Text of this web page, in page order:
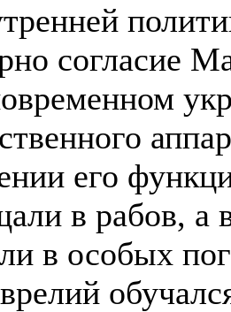
согласие
его
в рабов, а
в особых